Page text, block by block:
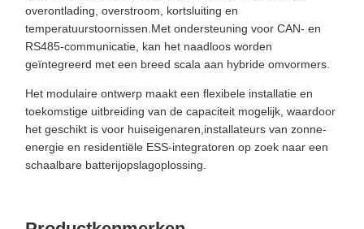
overontlading, overstroom, kortsluiting en
temperatuurstoornissen.Met ondersteuning voor CAN- en
RS485-communicatie, kan het naadloos worden
geïntegreerd met een breed scala aan hybride omvormers.
Het modulaire ontwerp maakt een flexibele installatie en
toekomstige uitbreiding van de capaciteit mogelijk, waardoor
het geschikt is voor huiseigenaren,installateurs van zonne-
energie en residentiële ESS-integratoren op zoek naar een
schaalbare batterijopslagoplossing.